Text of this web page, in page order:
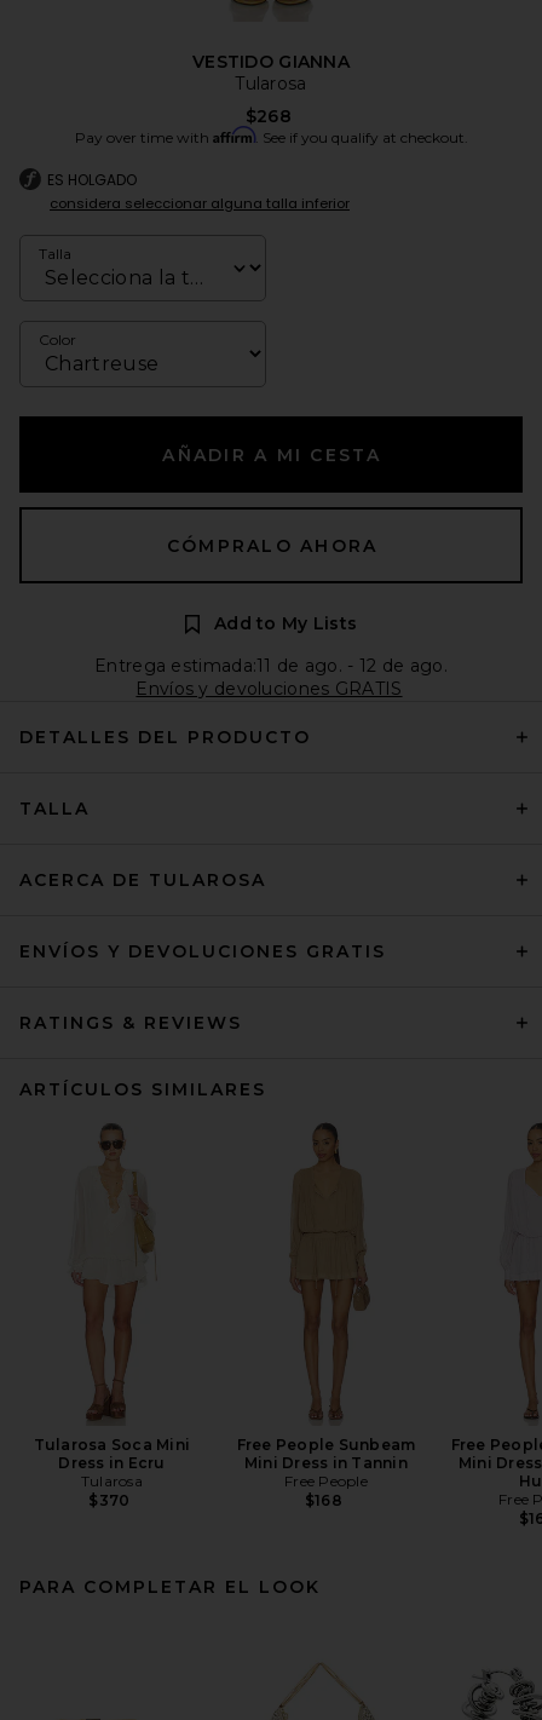
VESTIDO GIANNA
Tularosa
$268
Pay over time with Affirm. See if you qualify at checkout.
ES HOLGADO
considera seleccionar alguna talla inferior
Talla
Color
AÑADIR A MI CESTA
CÓMPRALO AHORA
Add to My Lists
Entrega estimada:11 de ago. - 12 de ago.
Envíos y devoluciones GRATIS
DETALLES DEL PRODUCTO
TALLA
ACERCA DE TULAROSA
ENVÍOS Y DEVOLUCIONES GRATIS
RATINGS & REVIEWS
ARTÍCULOS SIMILARES
Tularosa Soca Mini
Dress in Ecru
Tularosa
$370
Free People Sunbeam
Mini Dress in Tannin
Free People
$168
Free
Mini
Free
PARA COMPLETAR EL LOOK